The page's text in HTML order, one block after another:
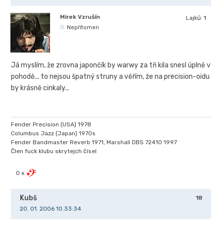
Mirek Vzrušín
Nepřítomen
Lajků: 1
Já myslím, že zrovna japončík by warwy za tři kila snesl úplně v
pohodě... to nejsou špatný struny a věřím, že na precision-oidu
by krásně cinkaly...
Fender Precision (USA) 1978
Columbus Jazz (Japan) 1970s
Fender Bandmaster Reverb 1971, Marshall DBS 72410 1997
Člen fuck klubu skrytejch čísel
0 x
18
Kubš
20. 01. 2006 10.33:34